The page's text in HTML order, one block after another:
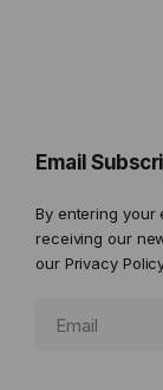
Email
By entering your
receiving our
our Privacy